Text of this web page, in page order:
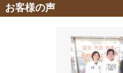
お客様の声